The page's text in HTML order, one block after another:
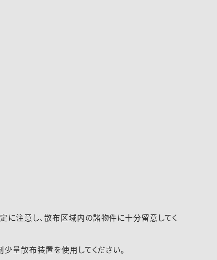
に注意し、散布区域内の諸物件に十分留意してく
量散布装置を使用してください。